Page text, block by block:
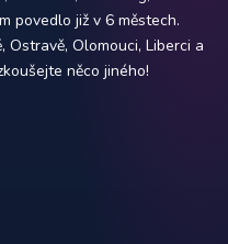
povedlo již v 6 městech.
Ostravě, Olomouci, Liberci a
něco jiného!